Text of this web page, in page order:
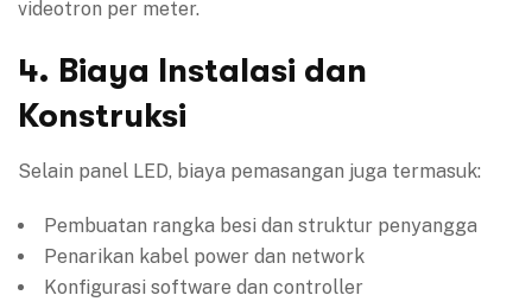
videotron per meter.
4. Biaya Instalasi dan
Konstruksi
Selain panel LED, biaya pemasangan juga termasuk:
Pembuatan rangka besi dan struktur penyangga
Penarikan kabel power dan network
Konfigurasi software dan controller